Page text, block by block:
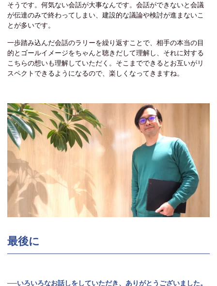
そうです。何気ない会話が大事なんです。会話ができないと会議
が伝達のみで終わってしまい、建設的な議論や検討が進まないこ
とが多いです。
一歩踏み込んだ会話のラリーを繰り返すことで、相手の本当の目
的とゴールイメージをちゃんと聴きだして理解し、それに対する
こちらの想いも理解していただく。そこまでできるとお互いがリ
スペクトできるようになるので、楽しくなってきますね。
最後に
──いろいろなお話しをしていただき、ありがとうございました。